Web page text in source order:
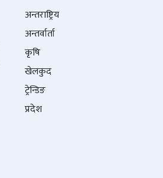
अन्तराष्ट्रिय
अन्तर्वार्ता
कृषि
खेलकुद
ट्रेन्डिङ
प्रदेश